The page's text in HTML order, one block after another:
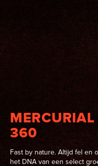
MERCURIAL
360
Fast by nature. Altijd fel en
het DNA van een select